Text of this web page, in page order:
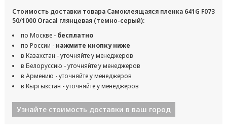
Стоимость доставки товара Самоклеящаяся пленка 641G F073
50/1000 Oracal глянцевая (темно-серый):
по Москве - бесплатно
по России - нажмите кнопку ниже
в Казахстан - уточняйте у менеджеров
в Белоруссию - уточняйте у менеджеров
в Армению - уточняйте у менеджеров
в Кыргызстан - уточняйте у менеджеров
Узнайте стоимость доставки в ваш город